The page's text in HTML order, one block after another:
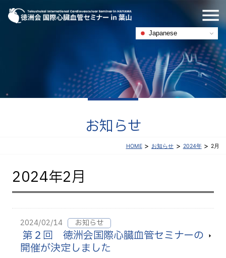
Japanese
お知らせ
HOME > お知らせ > 2024年 > 2月
2024年2月
第２回 徳洲会国際心臓血管セミナーの
開催が決定しました
2024/02/14 お知らせ